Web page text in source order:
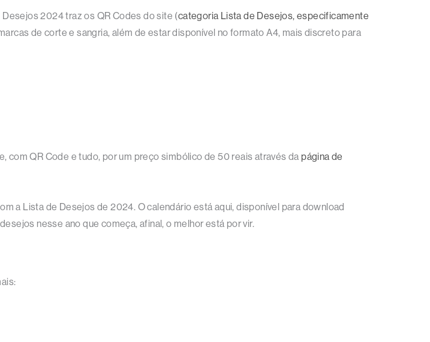
2024 traz os QR Codes do site (categoria Lista de Desejos, especificamente
de corte e sangria, além de estar disponível no formato A4, mais discreto para
com QR Code e tudo, por um preço simbólico de 50 reais através da página de
a Lista de Desejos de 2024. O calendário está aqui, disponível para download
nesse ano que começa, afinal, o melhor está por vir.